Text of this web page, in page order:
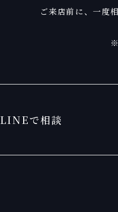
ご来店前に、一度
LINEで相談